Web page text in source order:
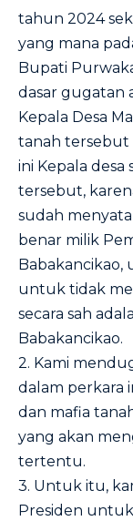
tahun 2024
yang mana
Bupati
dasar gugatan
Kepala Desa
tanah tersebut
ini Kepala
tersebut,
sudah
benar milik
Babakancikao,
untuk tidak
secara sah
Babakancikao.
2. Kami
dalam perkara
dan mafia
yang akan
tertentu.
3. Untuk itu,
Presiden